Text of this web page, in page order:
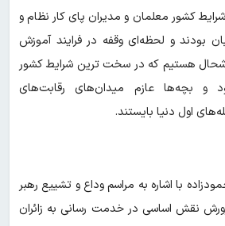
کشور معلمان و مدیران پای کار نظام و
بودند و لحظه‌ای وقفه در فرایند آموزش
هستیم که در سخت ترین شرایط کشور
و بچه‌ها عازم میدان‌های رقابت‌های
اول دنیا بایستند.
با اشاره به مراسم وداع و تشییع رهبر
نقش اساسی در خدمت رسانی به زائران